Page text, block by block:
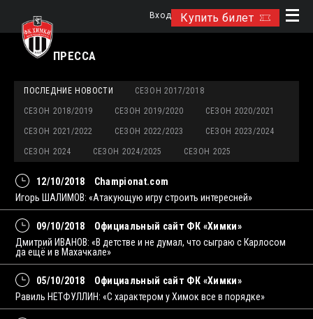
Купить билет
Вход
ПРЕССА
ПОСЛЕДНИЕ НОВОСТИ СЕЗОН 2017/2018
СЕЗОН 2018/2019 СЕЗОН 2019/2020 СЕЗОН 2020/2021
СЕЗОН 2021/2022 СЕЗОН 2022/2023 СЕЗОН 2023/2024
СЕЗОН 2024 СЕЗОН 2024/2025 СЕЗОН 2025
12/10/2018
Championat.com
Игорь ШАЛИМОВ: «Атакующую игру строить интересней»
09/10/2018
Официальный сайт ФК «Химки»
Дмитрий ИВАНОВ: «В детстве и не думал, что сыграю с Карлосом
да ещё и в Махачкале»
05/10/2018
Официальный сайт ФК «Химки»
Равиль НЕТФУЛЛИН: «С характером у Химок все в порядке»